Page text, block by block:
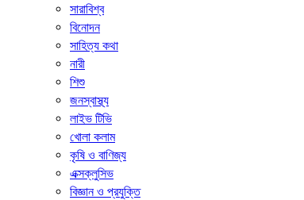
সারাবিশ্ব
বিনোদন
সাহিত্য কথা
নারী
শিশু
জনস্বাস্থ্য
লাইভ টিভি
খোলা কলাম
কৃষি ও বাণিজ্য
এক্সক্লুসিভ
বিজ্ঞান ও প্রযুক্তি